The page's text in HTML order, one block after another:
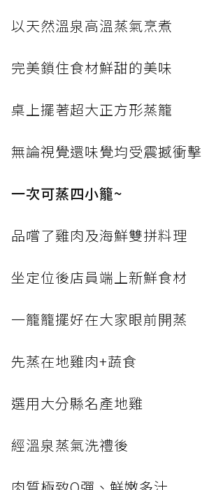
以天然溫泉高溫蒸氣烹煮
完美鎖住食材鮮甜的美味
桌上擺著超大正方形蒸籠
無論視覺還味覺均受震撼衝擊
一次可蒸四小籠~
品嚐了雞肉及海鮮雙拼料理
坐定位後店員端上新鮮食材
一籠籠擺好在大家眼前開蒸
先蒸在地雞肉+蔬食
選用大分縣名產地雞
經溫泉蒸氣洗禮後